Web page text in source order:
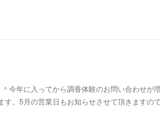
今年に入ってから調香体験のお問い合わせが
。5月の営業日もお知らせさせて頂きますの